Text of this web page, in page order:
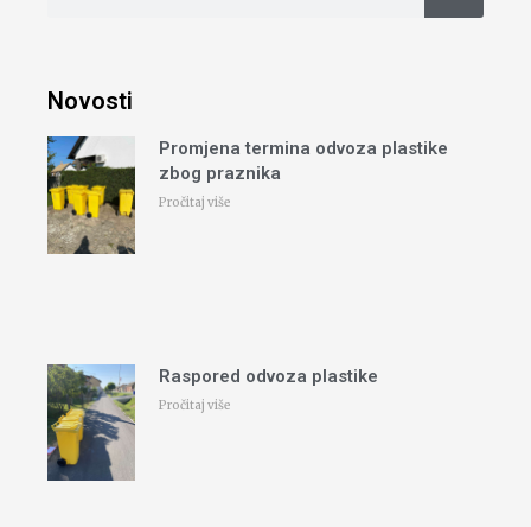
Novosti
Promjena termina odvoza plastike
zbog praznika
Pročitaj više
Raspored odvoza plastike
Pročitaj više